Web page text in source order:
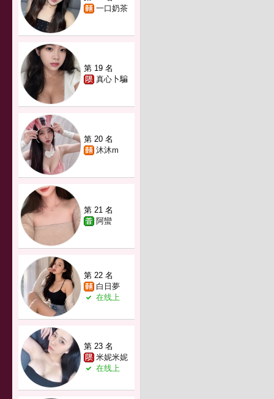
一口奶茶
第 19 名
真心卜騙
第 20 名
沐沐m
第 21 名
阿蠻
第 22 名
白日夢
在线上
第 23 名
米妮米妮
在线上